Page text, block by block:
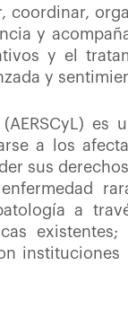
coordinar,
y
y el
y
a los
sus
a